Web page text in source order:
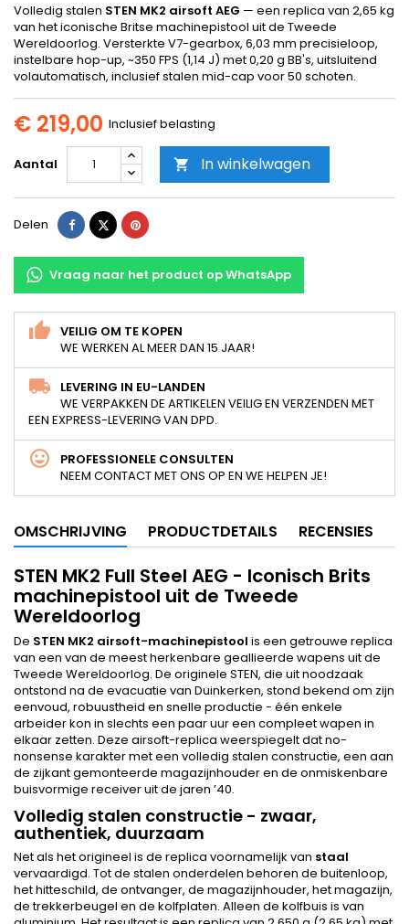
Volledig stalen STEN MK2 airsoft AEG — een replica van 2,65 kg
van het iconische Britse machinepistool uit de Tweede
Wereldoorlog. Versterkte V7-gearbox, 6,03 mm precisieloop,
instelbare hop-up, ~350 FPS (1,14 J) met 0,20 g BB's, uitsluitend
volautomatisch, inclusief stalen mid-cap voor 50 schoten.
€ 219,00 Inclusief belasting
Aantal  In winkelwagen
Delen DelenTweetPinterest
Vraag naar het product op WhatsApp
VEILIG OM TE KOPEN
WE WERKEN AL MEER DAN 15 JAAR!
LEVERING IN EU-LANDEN
WE VERPAKKEN DE ARTIKELEN VEILIG EN VERZENDEN MET
EEN EXPRESS-LEVERING VAN DPD.
PROFESSIONELE CONSULTEN
NEEM CONTACT MET ONS OP EN WE HELPEN JE!
OMSCHRIJVING PRODUCTDETAILS RECENSIES
STEN MK2 Full Steel AEG - Iconisch Brits
machinepistool uit de Tweede
Wereldoorlog
De STEN MK2 airsoft-machinepistool is een getrouwe replica
van een van de meest herkenbare geallieerde wapens uit de
Tweede Wereldoorlog. De originele STEN, die uit noodzaak
ontstond na de evacuatie van Duinkerken, stond bekend om zijn
eenvoud, robuustheid en snelle productie - één enkele
arbeider kon in slechts een paar uur een compleet wapen in
elkaar zetten. Deze airsoft-replica weerspiegelt dat no-
nonsense karakter met een volledig stalen constructie, een aan
de zijkant gemonteerde magazijnhouder en de onmiskenbare
buisvormige receiver uit de jaren ’40.
Volledig stalen constructie - zwaar,
authentiek, duurzaam
Net als het origineel is de replica voornamelijk van staal
vervaardigd. Tot de stalen onderdelen behoren de buitenloop,
het hitteschild, de ontvanger, de magazijnhouder, het magazijn,
de trekkerbeugel en de kolfplaten. Alleen de kolfbuis is van